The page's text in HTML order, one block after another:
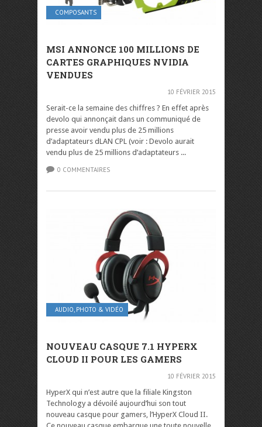
COMPOSANTS
MSI ANNONCE 100 MILLIONS DE
CARTES GRAPHIQUES NVIDIA
VENDUES
10 FÉVRIER 2015
Serait-ce la semaine des chiffres ? En effet après
devolo qui annonçait dans un communiqué de
presse avoir vendu plus de 25 millions
d’adaptateurs dLAN CPL (voir : Devolo aurait
vendu plus de 25 millions d’adaptateurs ...
0 COMMENTAIRES
AUDIO, PHOTO & VIDÉO
NOUVEAU CASQUE 7.1 HYPERX
CLOUD II POUR LES GAMERS
10 FÉVRIER 2015
HyperX qui n’est autre que la filiale Kingston
Technology a dévoilé aujourd’hui son tout
nouveau casque pour gamers, l’HyperX Cloud II.